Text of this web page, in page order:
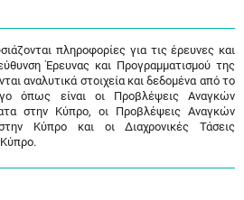
πληροφορίες για τις έρευνες και
Έρευνας και Προγραμματισμού της
αναλυτικά στοιχεία και δεδομένα από το
όπως είναι οι Προβλέψεις Αναγκών
στην Κύπρο, οι Προβλέψεις Αναγκών
Κύπρο και οι Διαχρονικές Τάσεις